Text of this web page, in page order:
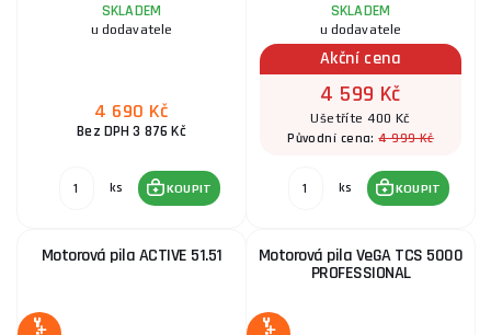
SKLADEM
u dodavatele
4 690 Kč
Bez DPH 3 876 Kč
ks KOUPIT
SKLADEM
u dodavatele
Akční cena
4 599 Kč
Ušetříte 400 Kč
Původní cena:4 999 Kč
ks KOUPIT
Motorová pila ACTIVE 51.51 Motorová pila VeGA TCS 5000
PROFESSIONAL